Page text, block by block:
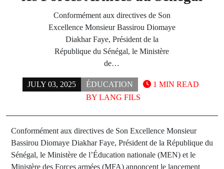
Conformément aux directives de Son
Excellence Monsieur Bassirou Diomaye
Diakhar Faye, Président de la
République du Sénégal, le Ministère
de…
JULY 03, 2025
ÉDUCATION
BY LANG FILS
1 MIN READ
Conformément aux directives de Son Excellence Monsieur
Bassirou Diomaye Diakhar Faye, Président de la République du
Sénégal, le Ministère de l’Éducation nationale (MEN) et le
Ministère des Forces armées (MFA) annoncent le lancement